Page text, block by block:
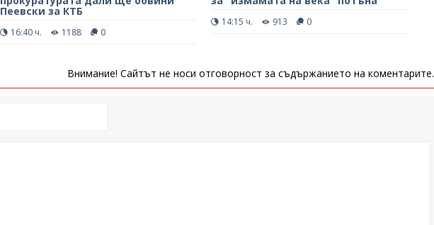
Пеевски за КТБ
16:40 ч. 1188 0
14:15 ч. 913 0
Внимание! Сайтът не носи отговорност за съдържанието на коментарите.